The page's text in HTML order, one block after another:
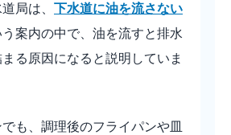
局は、 下水道に油を流さない
う案内の中で、油を流すと排水
る原因になると説明していま
も、調理後のフライパンや皿